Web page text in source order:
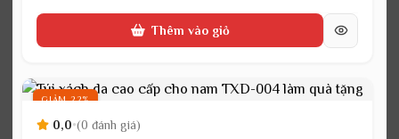
gốc
hiện
tại
2.200.000₫.
Thêm vào giỏ
GIẢM 22%
0,0•(0 đánh giá)